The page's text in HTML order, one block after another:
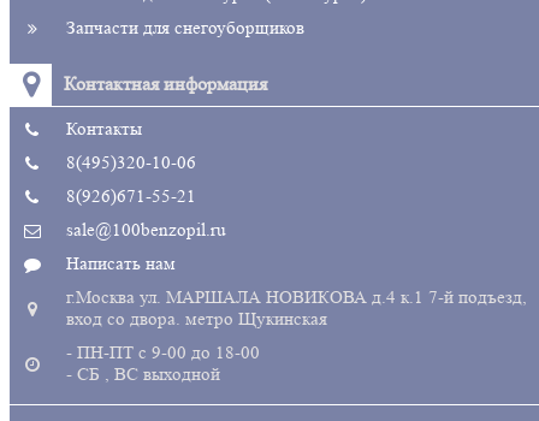
Запчасти для снегоуборщиков
Контактная информация
Контакты
8(495)320-10-06
8(926)671-55-21
sale@100benzopil.ru
Написать нам
г.Москва ул. МАРШАЛА НОВИКОВА д.4 к.1 7-й подъезд,
вход со двора. метро Щукинская
- ПН-ПТ с 9-00 до 18-00
- СБ , ВС выходной